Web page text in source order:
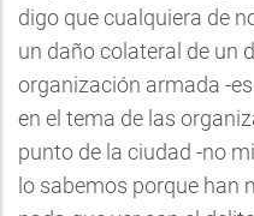
digo que cualquiera de
un daño colateral de un
organización armada -
en el tema de las
punto de la ciudad -no
lo sabemos porque han